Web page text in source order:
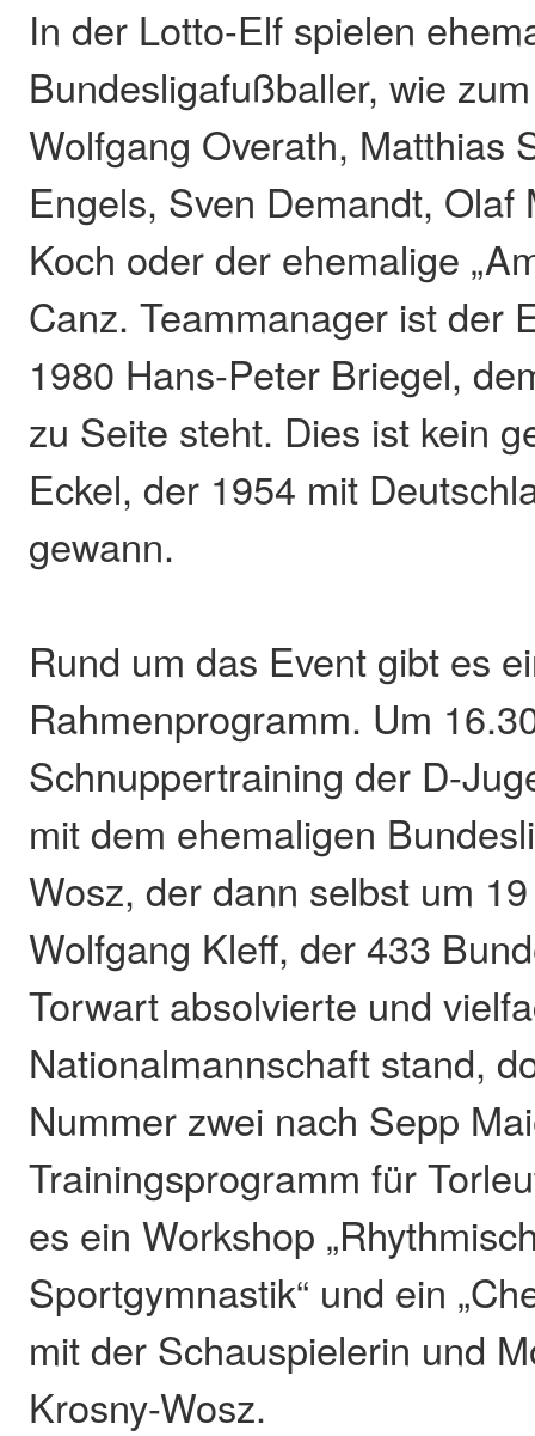
In der Lotto-Elf spielen
Bundesligafußballer, wie
Wolfgang Overath, Matthias
Engels, Sven Demandt, Olaf
Koch oder der ehemalige
Canz. Teammanager ist der
1980 Hans-Peter Briegel,
zu Seite steht. Dies ist kein
Eckel, der 1954 mit
gewann.
Rund um das Event gibt es
Rahmenprogramm. Um
Schnuppertraining der D-
mit dem ehemaligen
Wosz, der dann selbst um
Wolfgang Kleff, der 433
Torwart absolvierte und
Nationalmannschaft stand,
Nummer zwei nach Sepp
Trainingsprogramm für
es ein Workshop
Sportgymnastik“ und ein
mit der Schauspielerin und
Krosny-Wosz.